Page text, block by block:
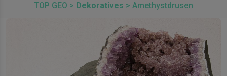
TOP GEO > Dekoratives > Amethystdrusen